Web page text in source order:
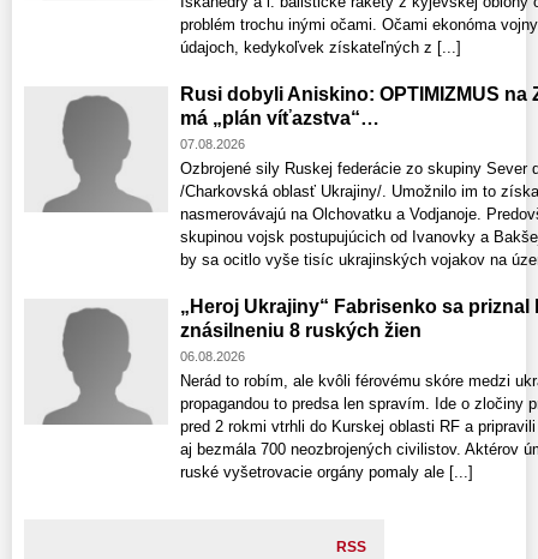
problém trochu inými očami. Očami ekonóma
údajoch, kedykoľvek získateľných z [...]
Rusi dobyli Aniskino: OPTIMIZMUS na
má „plán víťazstva“…
07.08.2026
Ozbrojené sily Ruskej federácie zo skupiny Sever
/Charkovská oblasť Ukrajiny/. Umožnilo im to
nasmerovávajú na Olchovatku a Vodjanoje.
skupinou vojsk postupujúcich od Ivanovky a
by sa ocitlo vyše tisíc ukrajinských vojakov na
„Heroj Ukrajiny“ Fabrisenko sa priznal
znásilneniu 8 ruských žien
06.08.2026
Nerád to robím, ale kvôli férovému skóre medzi
propagandou to predsa len spravím. Ide o zločiny
pred 2 rokmi vtrhli do Kurskej oblasti RF a
aj bezmála 700 neozbrojených civilistov. Aktérov
ruské vyšetrovacie orgány pomaly ale [...]
RSS